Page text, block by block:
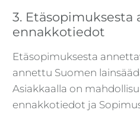
3. Etäsopimuksesta
ennakkotiedot
Etäsopimuksesta
annettu Suomen
Asiakkaalla on
ennakkotiedot ja